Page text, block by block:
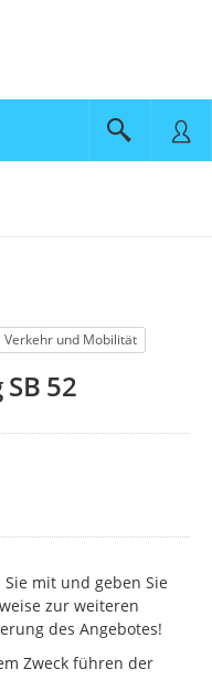
Verkehr und Mobilität
52
Sie mit und geben Sie
zur weiteren
des Angebotes!
Zweck führen der